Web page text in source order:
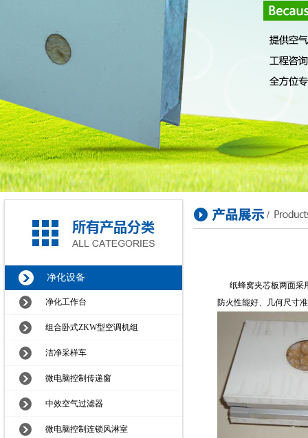
净化设备
净化工作台
组合卧式ZKW型空调机组
洁净采样车
微电脑控制传递窗
中效空气过滤器
微电脑控制连锁风淋室
纸蜂窝夹芯板两面采
防火性能好、几何尺寸